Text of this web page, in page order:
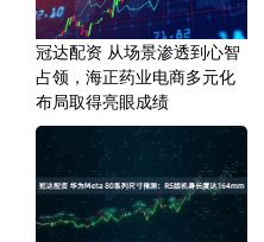
冠达配资 从场景渗透到心智
占领，海正药业电商多元化
布局取得亮眼成绩